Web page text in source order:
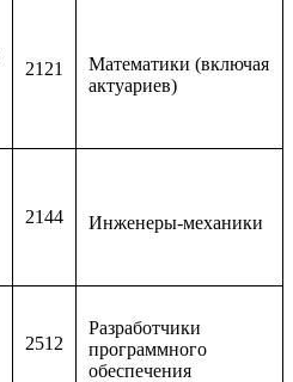
2121
Математики (включая
актуариев)
2144 Инженеры-механики
2512
Разработчики
программного
обеспечения